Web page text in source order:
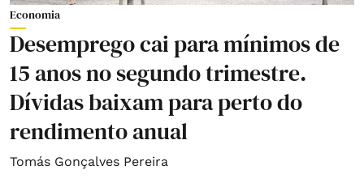
Economia
Desemprego cai para mínimos de
15 anos no segundo trimestre.
Dívidas baixam para perto do
rendimento anual
Tomás Gonçalves Pereira